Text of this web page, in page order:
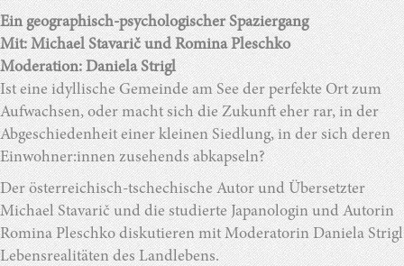
Ein geographisch-psychologischer Spaziergang
Mit: Michael Stavarič und Romina Pleschko
Moderation: Daniela Strigl
Ist eine idyllische Ge­meinde am See der perfekte Ort zum
Aufwachsen, oder macht sich die Zukunft eher rar, in der
Abgeschiedenheit einer kleinen Siedlung, in der sich deren
Einwohner:innen zusehends abkapseln?
Der österreichisch-tschechische Autor und Übersetzter
Michael Stavarič und die studierte Japanologin und Autorin
Romina Pleschko diskutieren mit Moderatorin Daniela Strigl
Lebensrealitäten des Landlebens.